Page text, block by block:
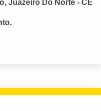
Juazeiro Do Norte - CE